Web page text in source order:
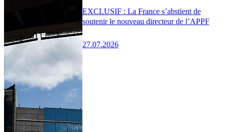
EXCLUSIF : La France s’abstient de
soutenir le nouveau directeur de l’APPF
27.07.2026